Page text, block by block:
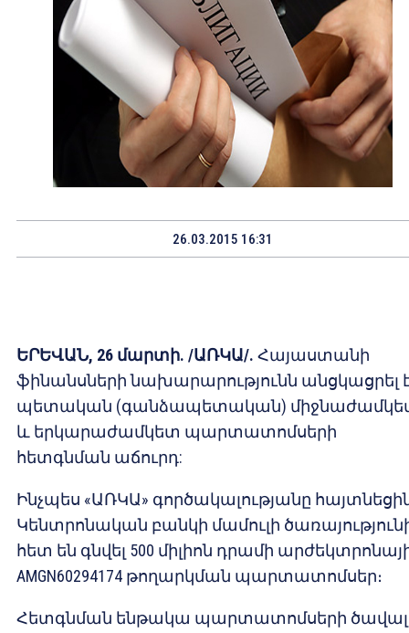
26.03.2015 16:31
ԵՐԵՎԱՆ, 26 մարտի. /ԱՌԿԱ/. Հայաստանի
ֆինանսների նախարարությունն անցկացրել
պետական (գանձապետական)
և երկարաժամկետ պարտատոմսերի
հետգնման աճուրդ:
Ինչպես «ԱՌԿԱ» գործակալությանը
Կենտրոնական բանկի մամուլի
հետ են գնվել 500 միլիոն դրամի
AMGN60294174 թողարկման պարտատոմսեր։
Հետգնման ենթակա պարտատոմսերի